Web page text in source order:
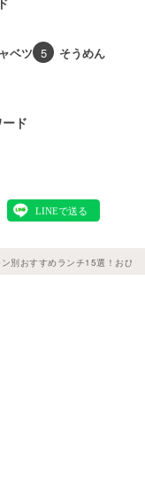
ベツ 5 そうめん
ド
別おすすめランチ15選！おひ